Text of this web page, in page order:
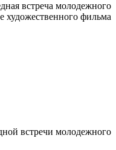
встреча молодежного
художественного фильма
встречи молодежного